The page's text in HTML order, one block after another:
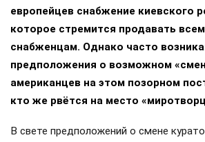
европейцев снабжение киевского
которое стремится продавать
снабженцам. Однако часто
предположения о возможном
американцев на этом позорном
кто же рвётся на место
В свете предположений о смене